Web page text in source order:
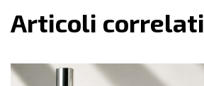
Articoli correlati